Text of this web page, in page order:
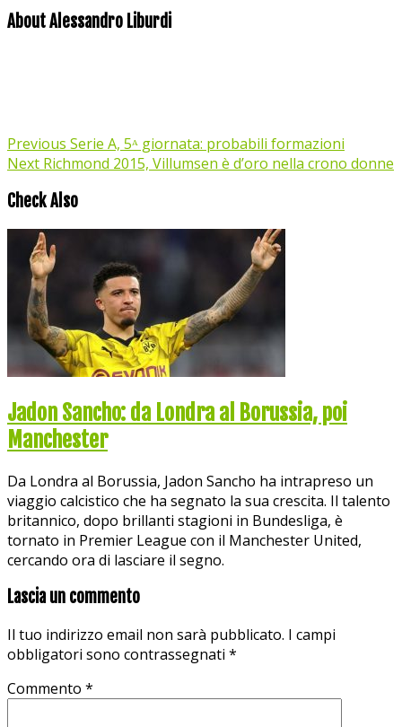
About Alessandro Liburdi
Previous Serie A, 5ᴬ giornata: probabili formazioni
Next Richmond 2015, Villumsen è d’oro nella crono donne
Check Also
Jadon Sancho: da Londra al Borussia, poi
Manchester
Da Londra al Borussia, Jadon Sancho ha intrapreso un
viaggio calcistico che ha segnato la sua crescita. Il talento
britannico, dopo brillanti stagioni in Bundesliga, è
tornato in Premier League con il Manchester United,
cercando ora di lasciare il segno.
Lascia un commento
Il tuo indirizzo email non sarà pubblicato. I campi
obbligatori sono contrassegnati *
Commento *